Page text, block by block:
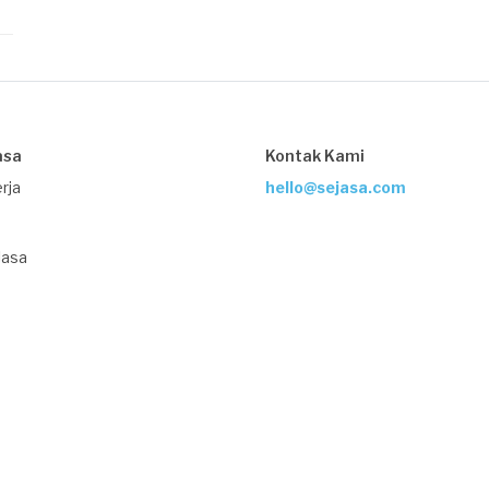
Kontak Kami
hello@sejasa.com